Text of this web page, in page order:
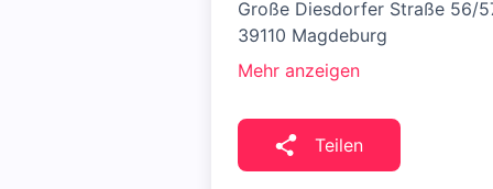
Große Diesdorfer Straße 56/
39110 Magdeburg
Mehr anzeigen
Teilen